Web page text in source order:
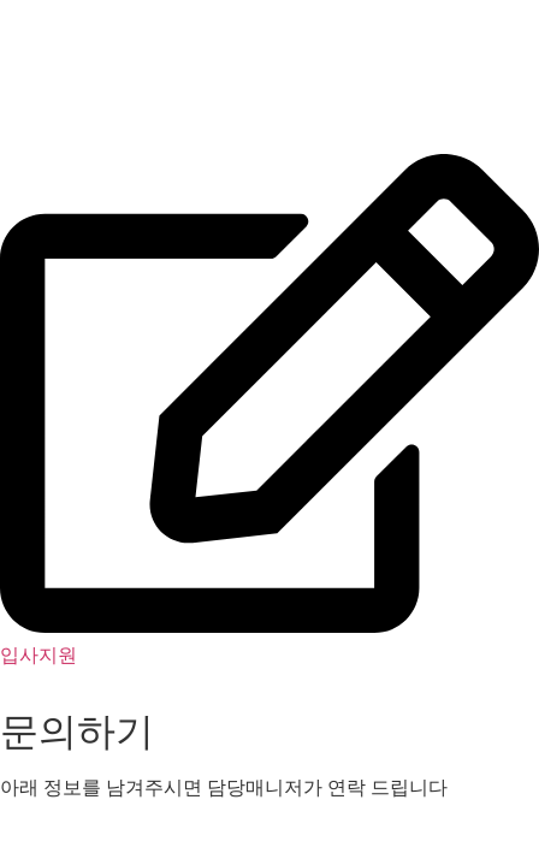
입사지원
문의하기
아래 정보를 남겨주시면 담당매니저가 연락 드립니다